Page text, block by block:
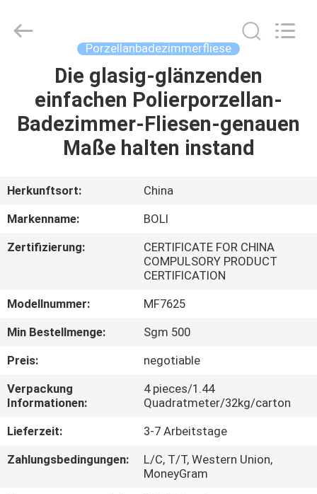
HAUSE
PRODUKTE
VIDEOS
UNS
WERKSBESICHTIGUNG
QUALITÄTSKONTROLLE
KONTAKT
UNS
CERAMICS
CO.,LTD..
Porzellanbadezimmerfliese
Die glasig-glänzenden
einfachen Polierporzellan-
Badezimmer-Fliesen-genauen
Maße halten instand
Herkunftsort:
China
Markenname:
BOLI
Zertifizierung:
CERTIFICATE FOR CHINA
COMPULSORY PRODUCT
CERTIFICATION
Modellnummer:
MF7625
Min Bestellmenge:
Sgm 500
Preis:
negotiable
Verpackung
Informationen:
4 pieces/1.44
Quadratmeter/32kg/carton
Lieferzeit:
3-7 Arbeitstage
Zahlungsbedingungen:
L/C, T/T, Western Union,
MoneyGram